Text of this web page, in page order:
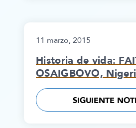
11 marzo, 2015
Historia de vida:
OSAIGBOVO,
SIGUIENTE